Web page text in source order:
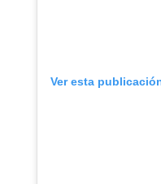
Ver esta